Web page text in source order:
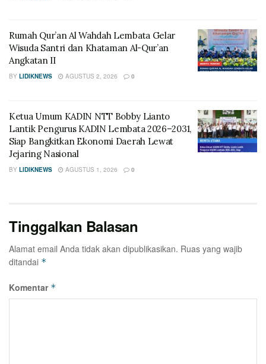
Rumah Qur’an Al Wahdah Lembata Gelar
Wisuda Santri dan Khataman Al-Qur’an
Angkatan II
BY LIDIKNEWS AGUSTUS 2, 2026 0
Ketua Umum KADIN NTT Bobby Lianto
Lantik Pengurus KADIN Lembata 2026–2031,
Siap Bangkitkan Ekonomi Daerah Lewat
Jejaring Nasional
BY LIDIKNEWS AGUSTUS 1, 2026 0
Tinggalkan Balasan
Alamat email Anda tidak akan dipublikasikan. Ruas yang wajib
ditandai *
Komentar *